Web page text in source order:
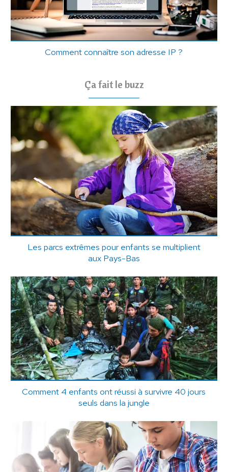
Comment connaître son adresse IP ?
Ça fait le buzz
Les parcs extrêmes pour enfants se multiplient
aux Pays-Bas
Comment 4 enfants ont réussi à survivre 40 jours
seuls dans la jungle